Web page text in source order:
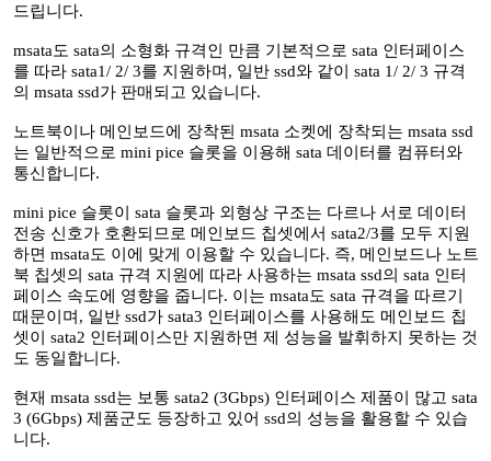
드립니다.
msata도 sata의 소형화 규격인 만큼 기본적으로 sata 인터페이스
를 따라 sata1/ 2/ 3를 지원하며, 일반 ssd와 같이 sata 1/ 2/ 3 규격
의 msata ssd가 판매되고 있습니다.
노트북이나 메인보드에 장착된 msata 소켓에 장착되는 msata ssd
는 일반적으로 mini pice 슬롯을 이용해 sata 데이터를 컴퓨터와
통신합니다.
mini pice 슬롯이 sata 슬롯과 외형상 구조는 다르나 서로 데이터
전송 신호가 호환되므로 메인보드 칩셋에서 sata2/3를 모두 지원
하면 msata도 이에 맞게 이용할 수 있습니다. 즉, 메인보드나 노트
북 칩셋의 sata 규격 지원에 따라 사용하는 msata ssd의 sata 인터
페이스 속도에 영향을 줍니다. 이는 msata도 sata 규격을 따르기
때문이며, 일반 ssd가 sata3 인터페이스를 사용해도 메인보드 칩
셋이 sata2 인터페이스만 지원하면 제 성능을 발휘하지 못하는 것
도 동일합니다.
현재 msata ssd는 보통 sata2 (3Gbps) 인터페이스 제품이 많고 sata
3 (6Gbps) 제품군도 등장하고 있어 ssd의 성능을 활용할 수 있습
니다.